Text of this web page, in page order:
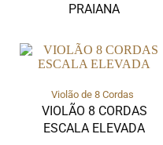
PRAIANA
Violão de 8 Cordas
VIOLÃO 8 CORDAS
ESCALA ELEVADA